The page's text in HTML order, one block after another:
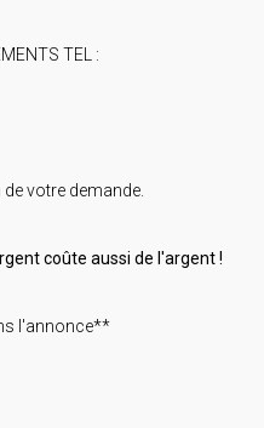
TEL :
votre demande.
coûte aussi de l'argent !
l'annonce**